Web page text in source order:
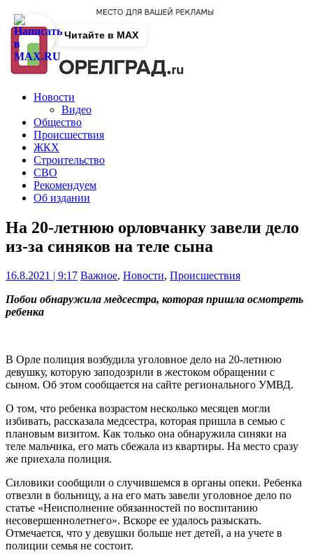
Новости
Видео
Общество
Происшествия
ЖКХ
Строительство
СВО
Рекомендуем
Об издании
На 20-летнюю орловчанку завели дело
из-за синяков на теле сына
16.8.2021 | 9:17 Важное, Новости, Происшествия
Побои обнаружила медсестра, которая пришла осмотреть
ребенка
В Орле полиция возбудила уголовное дело на 20-летнюю
девушку, которую заподозрили в жестоком обращении с
сыном. Об этом сообщается на сайте регионального УМВД.
О том, что ребенка возрастом несколько месяцев могли
избивать, рассказала медсестра, которая пришла в семью с
плановым визитом. Как только она обнаружила синяки на
теле мальчика, его мать сбежала из квартиры. На место сразу
же приехала полиция.
Силовики сообщили о случившемся в органы опеки. Ребенка
отвезли в больницу, а на его мать завели уголовное дело по
статье «Неисполнение обязанностей по воспитанию
несовершеннолетнего». Вскоре ее удалось разыскать.
Отмечается, что у девушки больше нет детей, а на учете в
полиции семья не состоит.
Читайте в MAX